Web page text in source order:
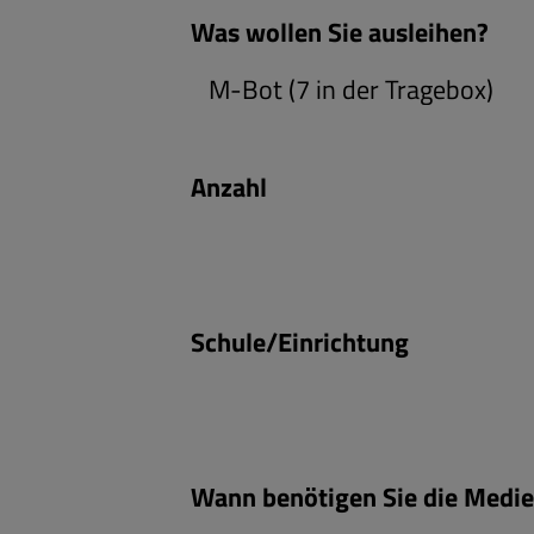
Was wollen Sie ausleihen?
Anzahl
Schule/Einrichtung
Wann benötigen Sie die